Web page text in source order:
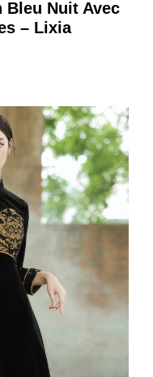
Bleu Nuit Avec
– Lixia